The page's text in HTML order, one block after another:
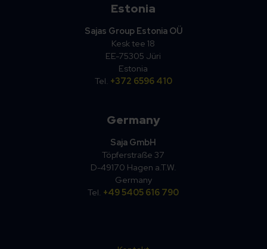
Estonia
Sajas Group Estonia OÜ
Kesk tee 18
EE-75305 Jüri
Estonia
Tel. +372 6596 410
Germany
Saja GmbH
Töpferstraße 37
D-49170 Hagen a.T.W.
Germany
Tel. +49 5405 616 790